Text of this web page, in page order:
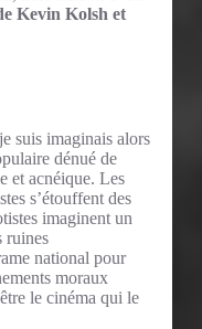
Kevin Kolsh et
suis imaginais alors
dénué de
et acnéique. Les
s’étouffent des
imaginent un
ruines
national pour
moraux
le cinéma qui le